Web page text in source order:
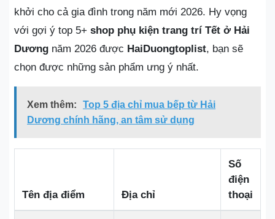
khởi cho cả gia đình trong năm mới 2026. Hy vọng
với gợi ý top 5+ shop phụ kiện trang trí Tết ở Hải
Dương năm 2026 được HaiDuongtoplist, bạn sẽ
chọn được những sản phẩm ưng ý nhất.
Xem thêm:
Top 5 địa chỉ mua bếp từ Hải
Dương chính hãng, an tâm sử dụng
Tên địa điểm Địa chỉ
Số
điện
thoại